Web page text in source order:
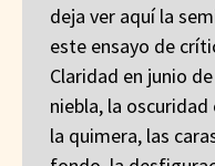
deja ver aquí la
este ensayo de
Claridad en junio
niebla, la
la quimera, las